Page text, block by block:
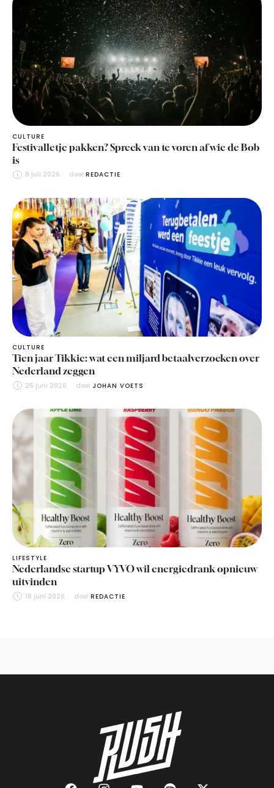
CULTURE
Festivalletje pakken? Spreek van te voren af wie de Bob
is
8 juli 2026 door REDACTIE
CULTURE
Tien jaar Tikkie: wat een miljard betaalverzoeken over
Nederland zeggen
25 juni 2026 door JOHAN VOETS
LIFESTYLE
Nederlandse startup VYVO wil energiedrank opnieuw
uitvinden
18 juni 2026 door REDACTIE